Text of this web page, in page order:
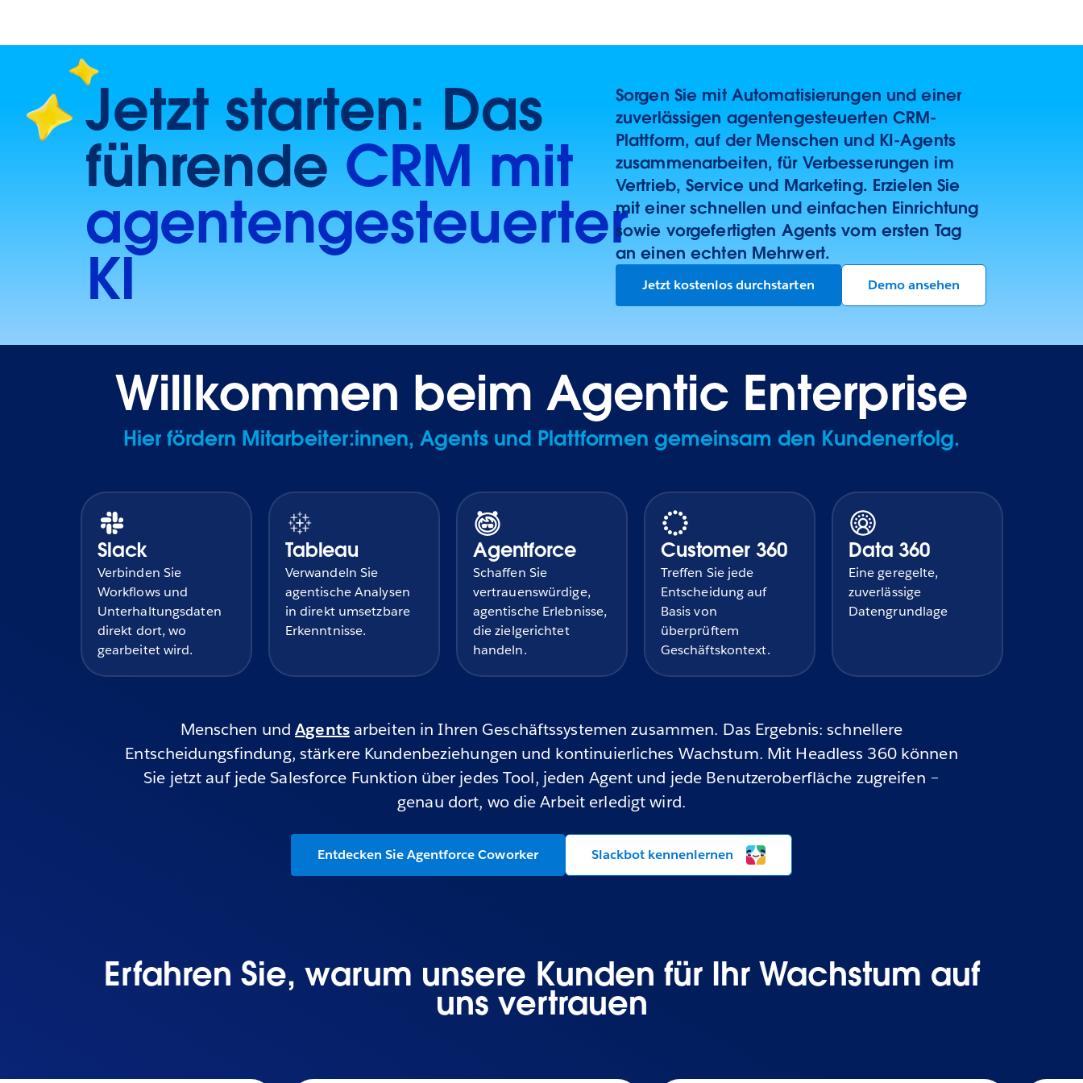
Jetzt starten: Das
führendeCRM mit
agentengesteuerter
KI
Sorgen Sie mit Automatisierungen und einer
zuverlässigen agentengesteuerten CRM-
Plattform, auf der Menschen und KI-Agents
zusammenarbeiten, für Verbesserungen im
Vertrieb, Service und Marketing. Erzielen Sie
mit einer schnellen und einfachen Einrichtung
sowie vorgefertigten Agents vom ersten Tag
an einen echten Mehrwert.
Jetzt kostenlos durchstarten Demo ansehen
Willkommen beim Agentic Enterprise
Hier fördern Mitarbeiter:innen, Agents und Plattformen gemeinsam den Kundenerfolg.
Slack
Verbinden Sie
Workflows und
Unterhaltungsdaten
direkt dort, wo
gearbeitet wird.
Tableau
Verwandeln Sie
agentische Analysen
in direkt umsetzbare
Erkenntnisse.
Agentforce
Schaffen Sie
vertrauenswürdige,
agentische Erlebnisse,
die zielgerichtet
handeln.
Customer 360
Treffen Sie jede
Entscheidung auf
Basis von
überprüftem
Geschäftskontext.
Data 360
Eine geregelte,
zuverlässige
Datengrundlage
Menschen undAgentsarbeiten in Ihren Geschäftssystemen zusammen. Das Ergebnis: schnellere
Entscheidungsfindung, stärkere Kundenbeziehungen und kontinuierliches Wachstum. Mit Headless 360 können
Sie jetzt auf jede Salesforce Funktion über jedes Tool, jeden Agent und jede Benutzeroberfläche zugreifen –
genau dort, wo die Arbeit erledigt wird.
Entdecken Sie Agentforce Coworker Slackbot kennenlernen
Erfahren Sie, warum unsere Kunden für Ihr Wachstum auf
uns vertrauen